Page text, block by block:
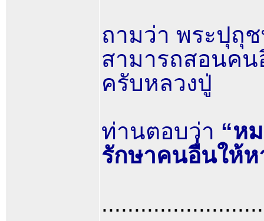
ถามว่า พระปุถุ
สามารถสอนคน
ครับหลวงปู่
ท่านตอบว่า “ห
รักษาคนอื่นให้ห